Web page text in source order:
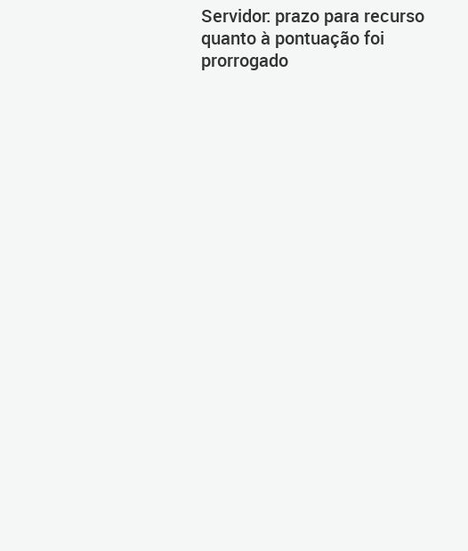
Servidor: prazo para recurso
quanto à pontuação foi
prorrogado